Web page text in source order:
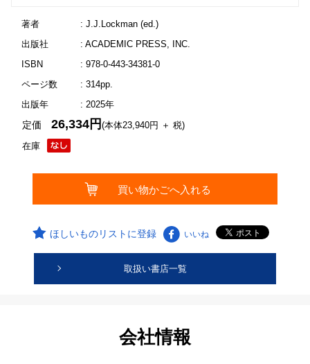
著者
: J.J.Lockman (ed.)
出版社
: ACADEMIC PRESS, INC.
ISBN
: 978-0-443-34381-0
ページ数
: 314pp.
出版年
: 2025年
在庫
定価26,334円(本体23,940円 ＋ 税)
ほしいものリストに登録 いいね
取扱い書店一覧
会社情報